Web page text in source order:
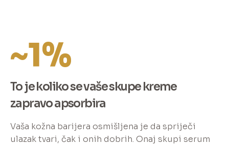
~1%
To je koliko se vaše skupe kreme
zapravo apsorbira
Vaša kožna barijera osmišljena je da spriječi
ulazak tvari, čak i onih dobrih. Onaj skupi serum